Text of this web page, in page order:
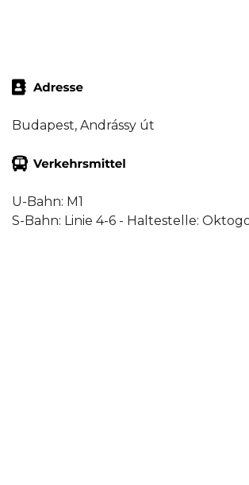
Budapest, Andrássy út
U-Bahn: M1
S-Bahn: Linie 4-6 - Haltestelle: